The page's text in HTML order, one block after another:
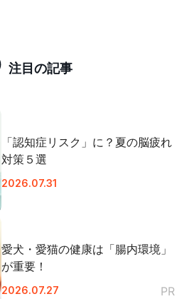
注目の記事
「認知症リスク」に？夏の脳疲れ
対策５選
2026.07.31
愛犬・愛猫の健康は「腸内環境」
が重要！
2026.07.27 PR